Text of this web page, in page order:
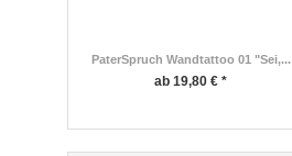
PaterSpruch Wandtattoo 01 "Sei,...
ab 19,80 € *